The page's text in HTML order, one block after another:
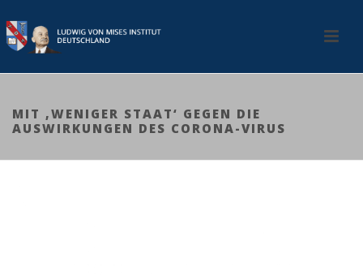
MIT ‚WENIGER STAAT‘ GEGEN DIE
AUSWIRKUNGEN DES CORONA-VIRUS